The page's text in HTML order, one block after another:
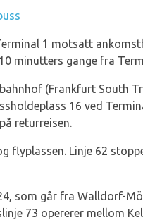
1 motsatt
minutters gange fra
(Frankfurt South
16 ved
returreisen.
flyplassen. Linje 62
som går fra Walldorf-
73 opererer mellom